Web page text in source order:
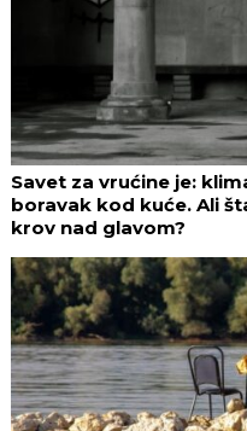
Savet za vrućine je:
boravak kod kuće. Ali
krov nad glavom?